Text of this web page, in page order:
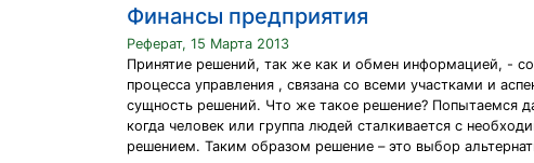
Финансы предприятия
Реферат, 15 Марта 2013
Принятие решений, так же как и обмен информацией, -
процесса управления , связана со всеми участками и
сущность решений. Что же такое решение? Попытаемся
когда человек или группа людей сталкивается с
решением. Таким образом решение – это выбор